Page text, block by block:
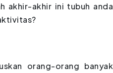
akhir-akhir ini tubuh anda
orang-orang banyak